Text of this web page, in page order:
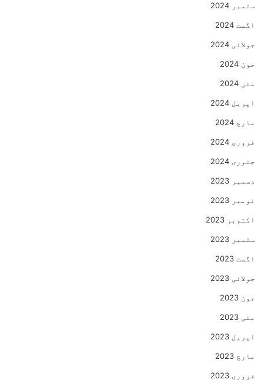
ستمبر 2024
اگست 2024
جولائی 2024
جون 2024
مئی 2024
اپریل 2024
مارچ 2024
فروری 2024
جنوری 2024
دسمبر 2023
نومبر 2023
اکتوبر 2023
ستمبر 2023
اگست 2023
جولائی 2023
جون 2023
مئی 2023
اپریل 2023
مارچ 2023
فروری 2023